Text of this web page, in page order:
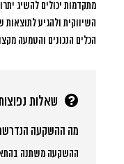
מתקדמות יכולים להשיג
השיווקית ולהגיע
הכלים הנכונים והטמעה
שאלות
מה ההשקעה
ההשקעה משתנה